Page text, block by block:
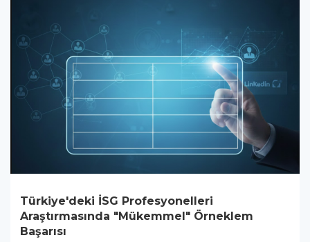
Türkiye'deki İSG Profesyonelleri
Araştırmasında "Mükemmel" Örneklem
Başarısı